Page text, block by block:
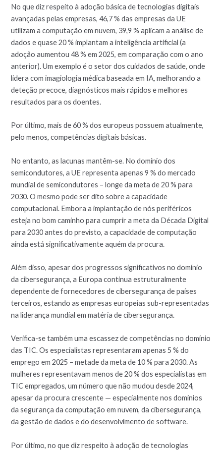
No que diz respeito à adoção básica de tecnologias digitais
avançadas pelas empresas, 46,7 % das empresas da UE
utilizam a computação em nuvem, 39,9 % aplicam a análise de
dados e quase 20 % implantam a inteligência artificial (a
adoção aumentou 48 % em 2025, em comparação com o ano
anterior). Um exemplo é o setor dos cuidados de saúde, onde
lidera com imagiologia médica baseada em IA, melhorando a
deteção precoce, diagnósticos mais rápidos e melhores
resultados para os doentes.
Por último, mais de 60 % dos europeus possuem atualmente,
pelo menos, competências digitais básicas.
No entanto, as lacunas mantêm-se. No domínio dos
semicondutores, a UE representa apenas 9 % do mercado
mundial de semicondutores – longe da meta de 20 % para
2030. O mesmo pode ser dito sobre a capacidade
computacional. Embora a implantação de nós periféricos
esteja no bom caminho para cumprir a meta da Década Digital
para 2030 antes do previsto, a capacidade de computação
ainda está significativamente aquém da procura.
Além disso, apesar dos progressos significativos no domínio
da cibersegurança, a Europa continua estruturalmente
dependente de fornecedores de cibersegurança de países
terceiros, estando as empresas europeias sub-representadas
na liderança mundial em matéria de cibersegurança.
Verifica-se também uma escassez de competências no domínio
das TIC. Os especialistas representaram apenas 5 % do
emprego em 2025 – metade da meta de 10 % para 2030. As
mulheres representavam menos de 20 % dos especialistas em
TIC empregados, um número que não mudou desde 2024,
apesar da procura crescente — especialmente nos domínios
da segurança da computação em nuvem, da cibersegurança,
da gestão de dados e do desenvolvimento de software.
Por último, no que diz respeito à adoção de tecnologias